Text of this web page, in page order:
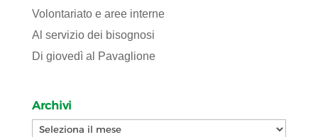
Volontariato e aree interne
Al servizio dei bisognosi
Di giovedì al Pavaglione
Archivi
Archivi